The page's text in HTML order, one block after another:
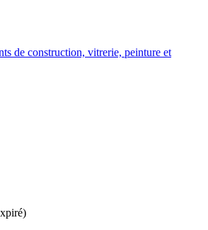
de construction, vitrerie, peinture et